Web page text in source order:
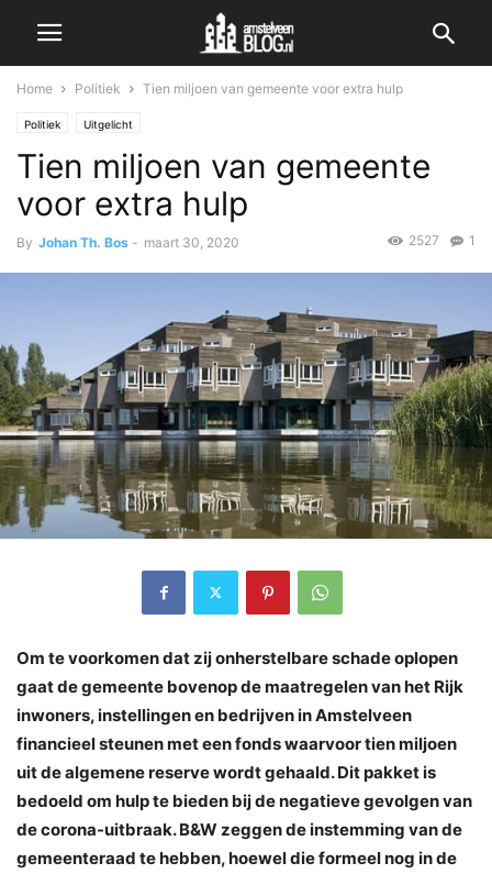
Home Politiek Tien miljoen van gemeente voor extra hulp
Politiek Uitgelicht
Tien miljoen van gemeente
voor extra hulp
By Johan Th. Bos - maart 30, 2020 1
2527
Om te voorkomen dat zij onherstelbare schade oplopen
gaat de gemeente bovenop de maatregelen van het Rijk
inwoners, instellingen en bedrijven in Amstelveen
financieel steunen met een fonds waarvoor tien miljoen
uit de algemene reserve wordt gehaald. Dit pakket is
bedoeld om hulp te bieden bij de negatieve gevolgen van
de corona-uitbraak. B&W zeggen de instemming van de
gemeenteraad te hebben, hoewel die formeel nog in de